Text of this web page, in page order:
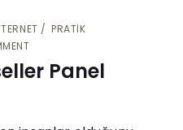
PRATIK
Panel